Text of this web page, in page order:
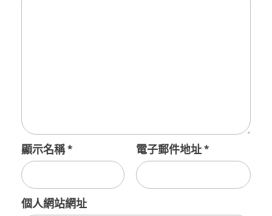
顯示名稱* 電子郵件地址*
個人網站網址